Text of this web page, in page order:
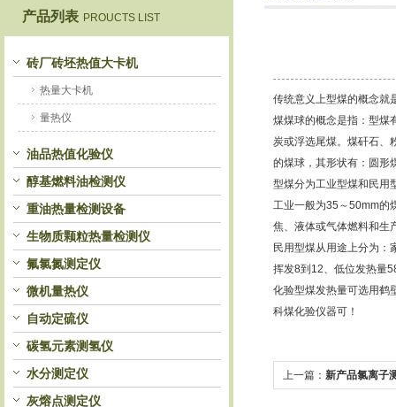
产品列表 PROUCTS LIST
砖厂砖坯热值大卡机
热量大卡机
量热仪
油品热值化验仪
醇基燃料油检测仪
重油热量检测设备
生物质颗粒热量检测仪
氟氯氮测定仪
微机量热仪
自动定硫仪
碳氢元素测氢仪
水分测定仪
灰熔点测定仪
传统意义上型煤的概念就
煤煤球的概念是指：型煤
炭或浮选尾煤。煤矸石、
的煤球，其形状有：圆形
型煤分为工业型煤和民用
工业一般为35～50mm的
焦、液体或气体燃料和生
民用型煤从用途上分为
挥发8到12、低位发热量
化验型煤发热量可选用鹤
科煤化验仪器可！
上一篇： 新产品氯离子